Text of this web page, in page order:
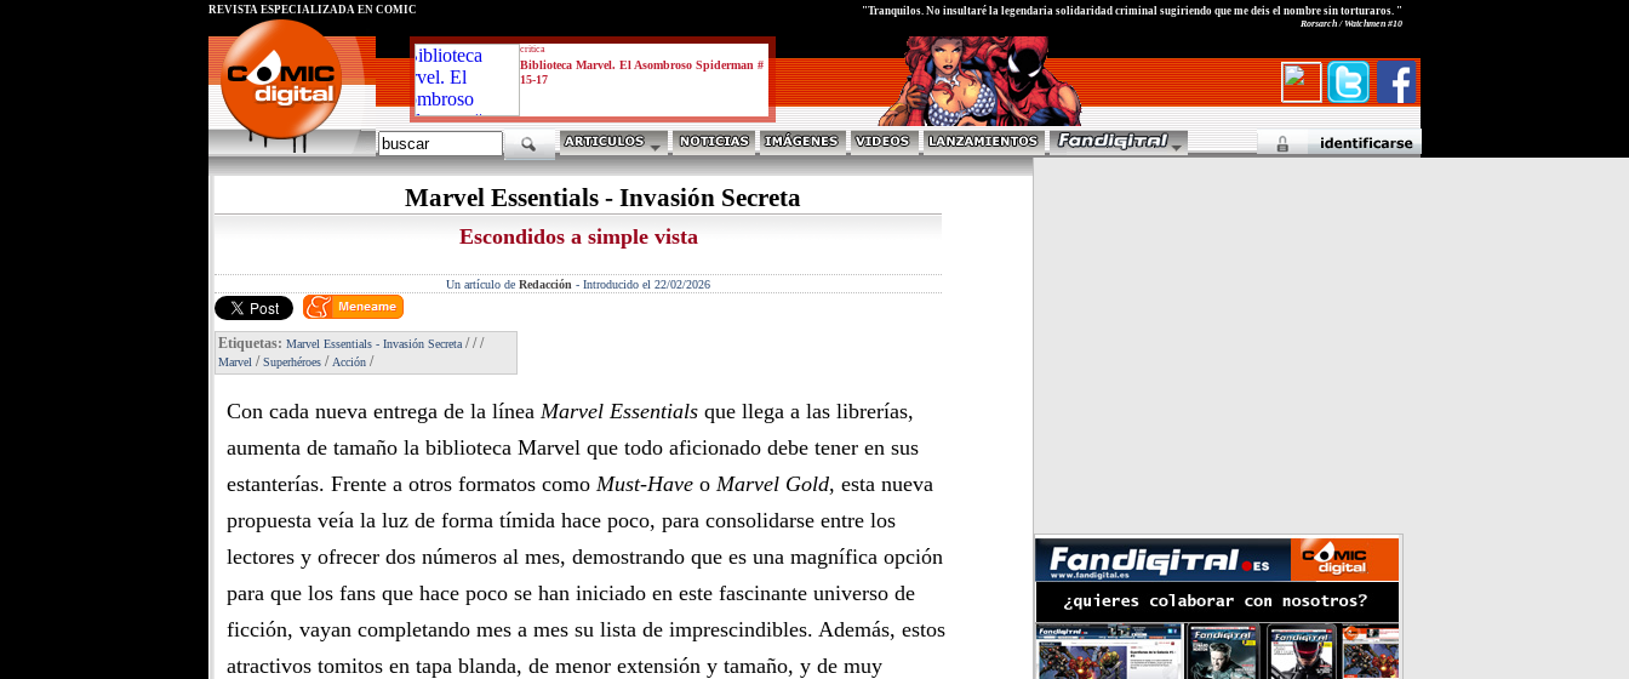
critica
Biblioteca Marvel. El Asombroso Spiderman #
15-17
REVISTA ESPECIALIZADA EN CÓMIC "Tranquilos. No insultaré la legendaria solidaridad criminal sugiriendo que me deis el nombre sin torturaros. "
Rorsarch / Watchmen #10
Marvel Essentials - Invasión Secreta
Escondidos a simple vista
Un artículo de Redacción - Introducido el 22/02/2026
Etiquetas: Marvel Essentials - Invasión Secreta ///
Marvel /Superhéroes / Acción /
Con cada nueva entrega de la línea Marvel Essentials que llega a las librerías,
aumenta de tamaño la biblioteca Marvel que todo aficionado debe tener en sus
estanterías. Frente a otros formatos como Must-Have o Marvel Gold, esta nueva
propuesta veía la luz de forma tímida hace poco, para consolidarse entre los
lectores y ofrecer dos números al mes, demostrando que es una magnífica opción
para que los fans que hace poco se han iniciado en este fascinante universo de
ficción, vayan completando mes a mes su lista de imprescindibles. Además, estos
atractivos tomitos en tapa blanda, de menor extensión y tamaño, y de muy